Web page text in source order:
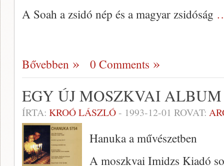
A Soah a zsidó nép és a magyar zsidóság
Bővebben 0 Comments
EGY ÚJ MOSZKVAI ALBUM
ÍRTA: KROÓ LÁSZLÓ- 1993-12-01 ROVAT:
Hanuka a művészetben
A moszkvai Imidzs Kiadó